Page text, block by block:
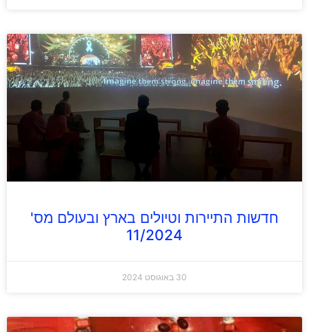
חדשות התיירות וטיולים בארץ ובעולם מס'
11/2024
30 באוגוסט 2024